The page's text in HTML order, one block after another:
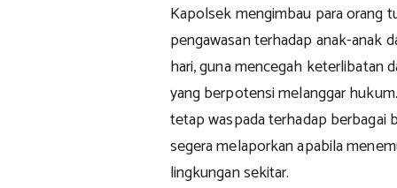
Kapolsek mengimbau para orang
pengawasan terhadap anak-anak
hari, guna mencegah keterlibatan
yang berpotensi melanggar
tetap waspada terhadap berbagai
segera melaporkan apabila
lingkungan sekitar.